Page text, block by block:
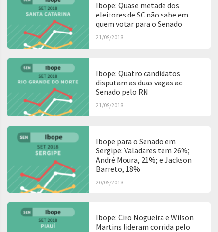
Ibope: Quase metade dos
eleitores de SC não sabe em
quem votar para o Senado
21/09/2018
Ibope: Quatro candidatos
disputam as duas vagas ao
Senado pelo RN
21/09/2018
Ibope para o Senado em
Sergipe: Valadares tem 26%;
André Moura, 21%; e Jackson
Barreto, 18%
20/09/2018
Ibope: Ciro Nogueira e Wilson
Martins lideram corrida pelo